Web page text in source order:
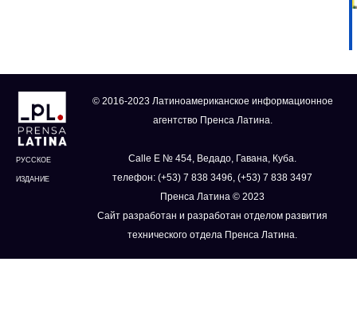
РУССКОЕ
ИЗДАНИЕ
© 2016-2023 Латиноамериканское информационное
агентство Пренса Латина.
Calle E № 454, Ведадо, Гавана, Куба.
телефон: (+53) 7 838 3496, (+53) 7 838 3497
Пренса Латина © 2023
Сайт разработан и разработан отделом развития
технического отдела Пренса Латина.